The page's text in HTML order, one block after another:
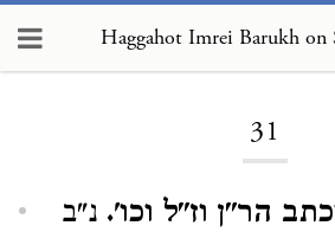
31
הר"ן וז"ל וכו'. נ"ב